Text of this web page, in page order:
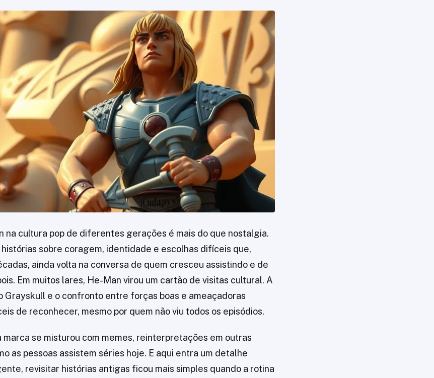
na cultura pop de diferentes gerações é mais do que nostalgia.
sobre coragem, identidade e escolhas difíceis que,
ainda volta na conversa de quem cresceu assistindo e de
Em muitos lares, He-Man virou um cartão de visitas cultural. A
Grayskull e o confronto entre forças boas e ameaçadoras
de reconhecer, mesmo por quem não viu todos os episódios.
marca se misturou com memes, reinterpretações em outras
as pessoas assistem séries hoje. E aqui entra um detalhe
revisitar histórias antigas ficou mais simples quando a rotina